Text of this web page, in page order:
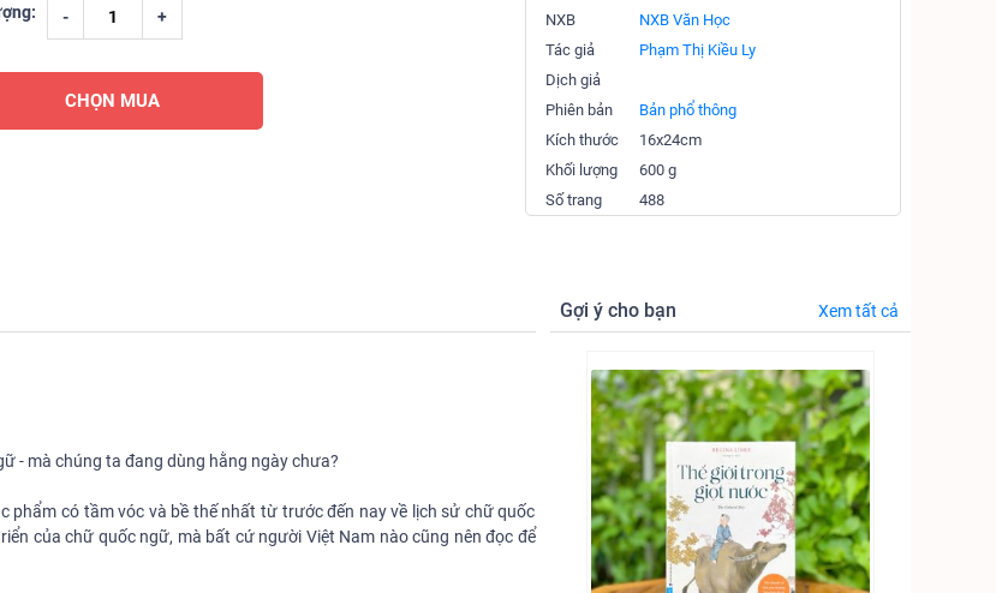
- +
CHỌN MUA
NXB
NXB Văn Học
Tác giả
Phạm Thị Kiều Ly
Dịch giả
Phiên bản
Bản phổ thông
Kích thước
16x24cm
Khối lượng
600 g
Số trang
488
- mà chúng ta đang dùng hằng ngày chưa?
phẩm có tầm vóc và bề thế nhất từ trước đến nay về lịch sử chữ quốc
của chữ quốc ngữ, mà bất cứ người Việt Nam nào cũng nên đọc để
Gợi ý cho bạn Xem tất cả